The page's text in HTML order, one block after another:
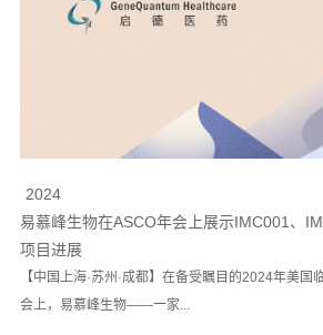
2024
易慕峰生物在ASCO年会上展示IMC001、
项目进展
【中国上海·苏州·成都】在备受瞩目的2024年美国
会上，易慕峰生物——一家...